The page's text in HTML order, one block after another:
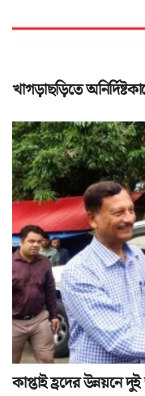
খাগড়াছড়িতে
কাপ্তাই হ্রদের উন্নয়নে